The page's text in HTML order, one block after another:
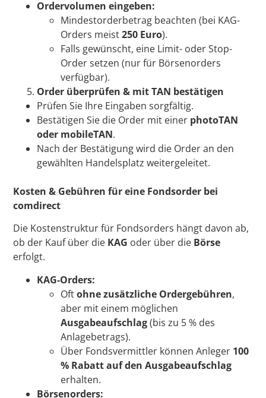
Ordervolumen eingeben:
Mindestorderbetrag beachten (bei KAG-
Orders meist250 Euro).
Falls gewünscht, eine Limit- oder Stop-
Order setzen (nur für Börsenorders
verfügbar).
Order überprüfen & mit TAN bestätigen
Prüfen Sie Ihre Eingaben sorgfältig.
Bestätigen Sie die Order mit einer photoTAN
oder mobileTAN.
Nach der Bestätigung wird die Order an den
gewählten Handelsplatz weitergeleitet.
Kosten & Gebühren für eine Fondsorder bei
comdirect
Die Kostenstruktur für Fondsorders hängt davon ab,
ob der Kauf über die KAG oder über die Börse
erfolgt.
KAG-Orders:
Oftohne zusätzliche Ordergebühren,
aber mit einem möglichen
Ausgabeaufschlag(bis zu 5 % des
Anlagebetrags).
Über Fondsvermittler können Anleger 100
% Rabatt auf den Ausgabeaufschlag
erhalten.
Börsenorders: